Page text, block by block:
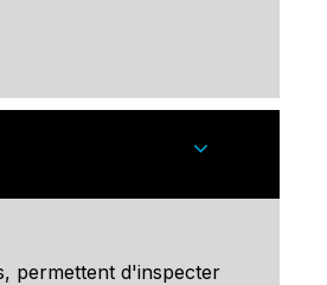
permettent d'inspecter